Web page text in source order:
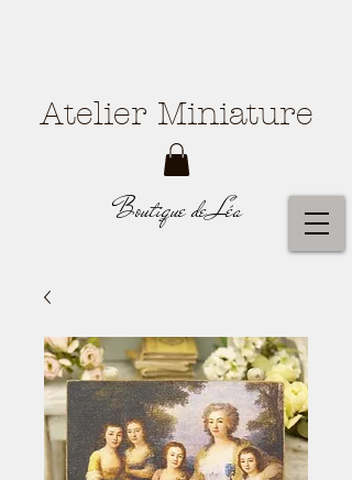
Boutique de Léa
Atelier Miniature